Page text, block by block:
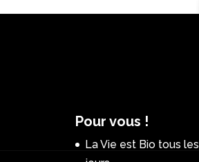
Pour vous !
La Vie est Bio tous les